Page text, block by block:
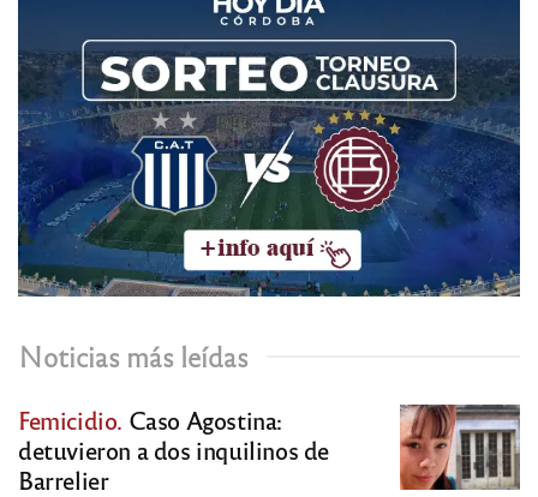
Noticias más leídas
Femicidio. Caso Agostina:
detuvieron a dos inquilinos de
Barrelier